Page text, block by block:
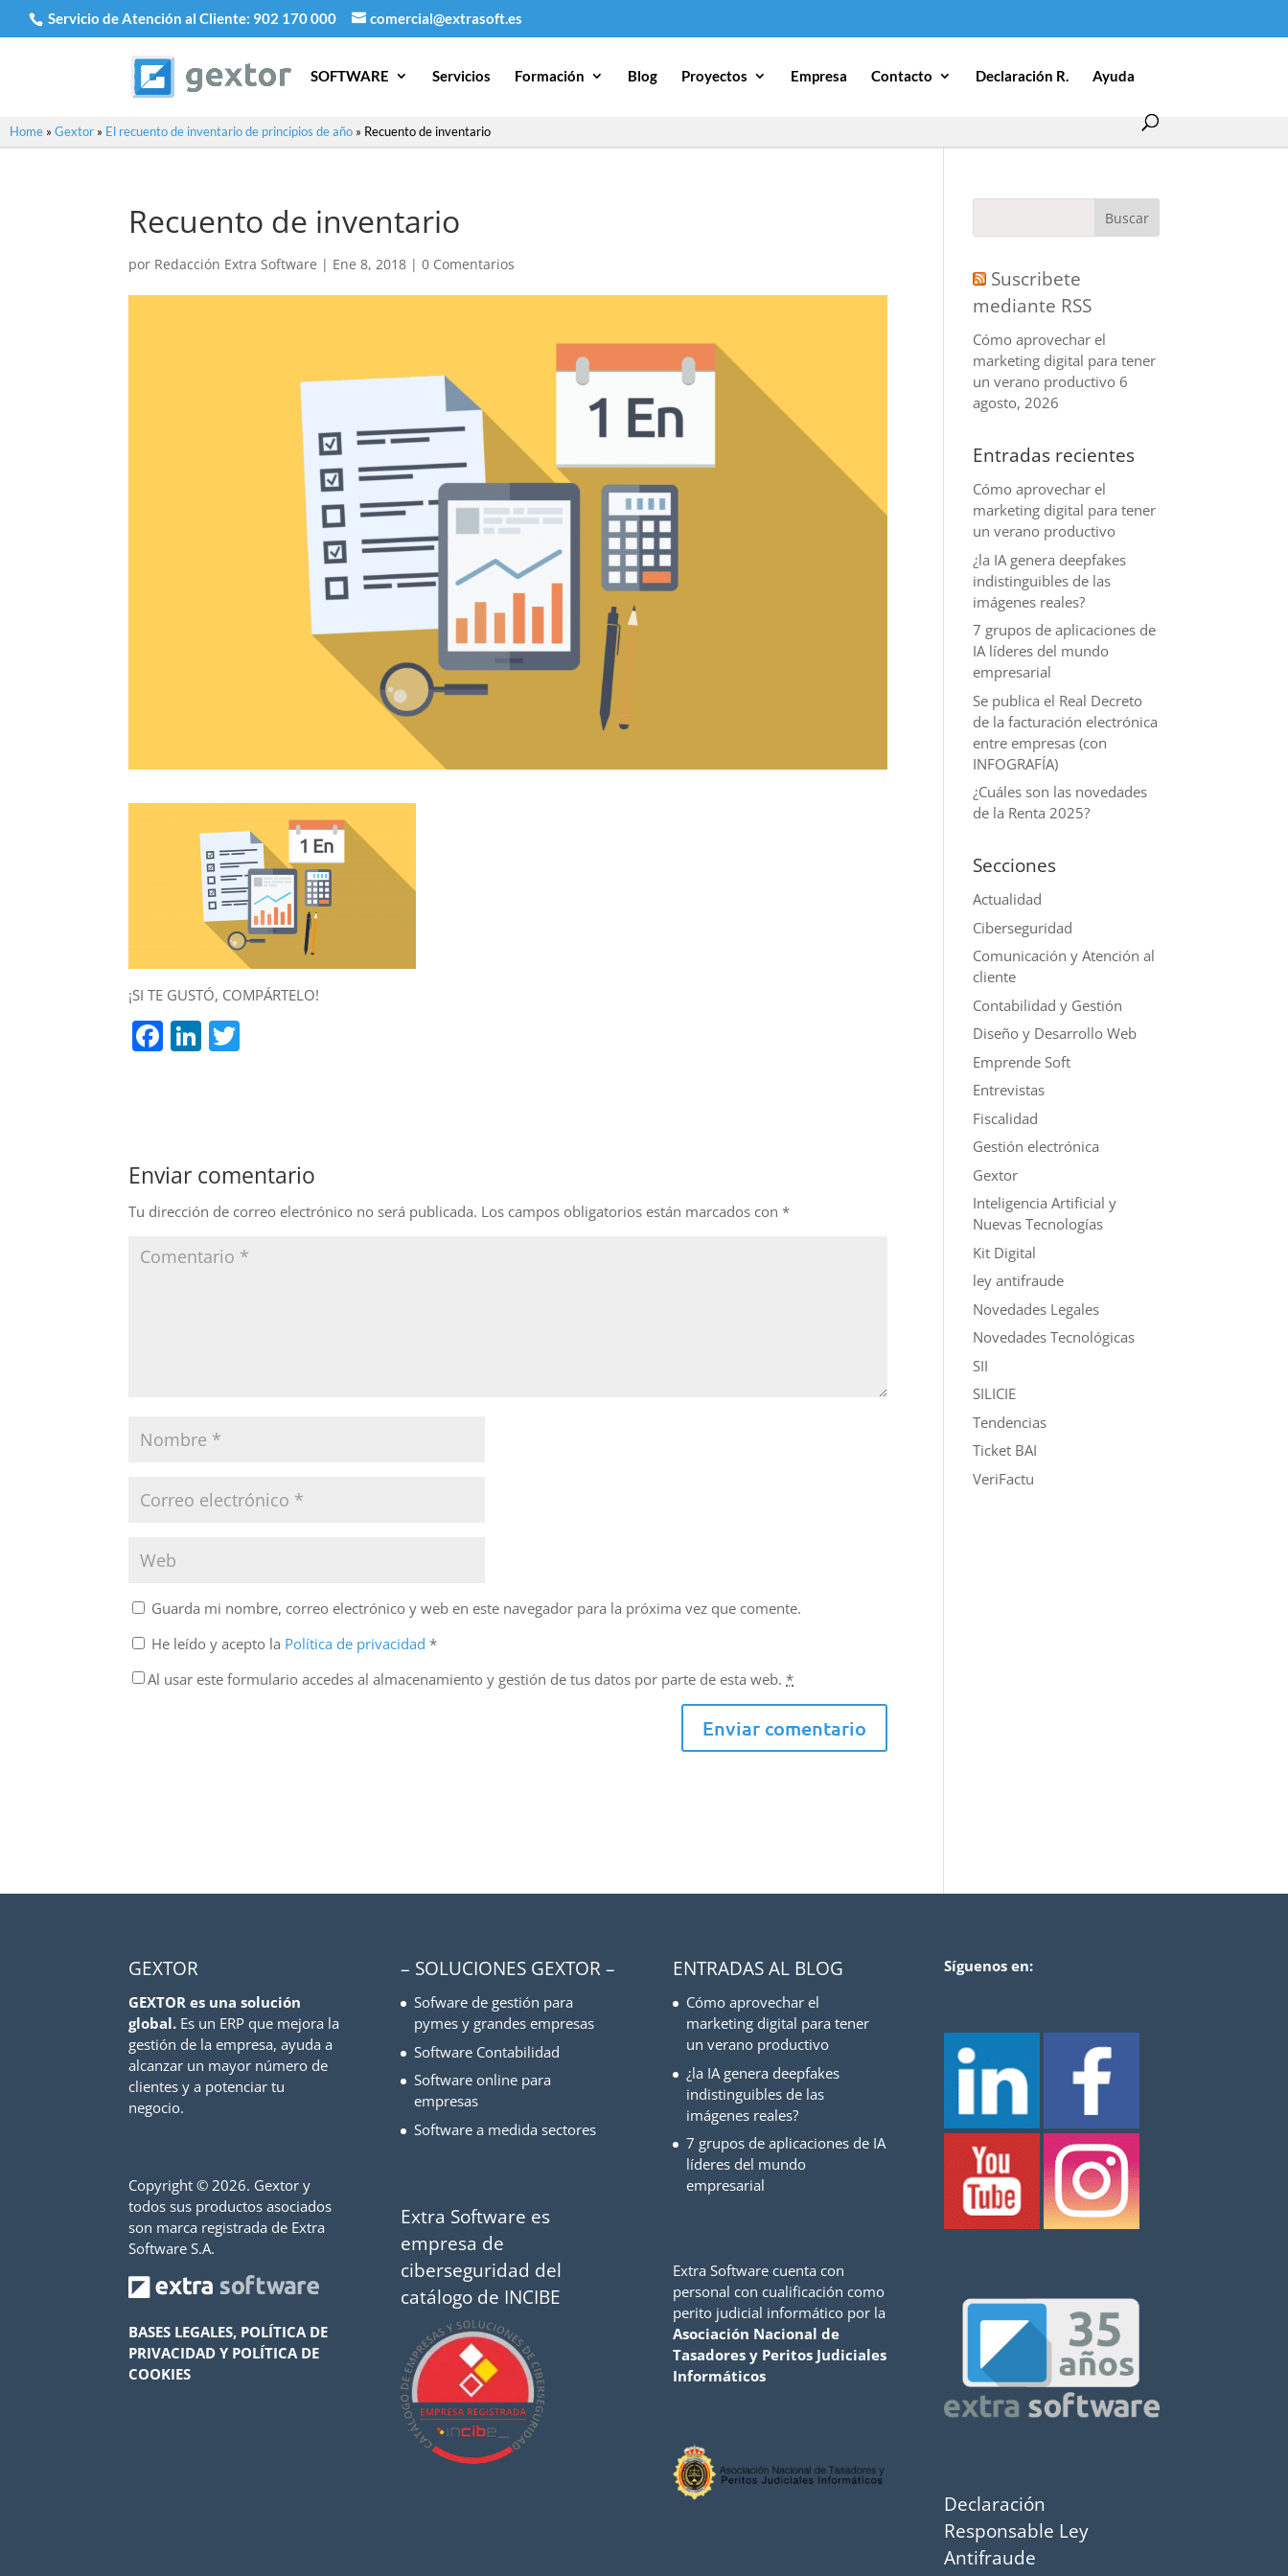
Servicio de Atención al Cliente: 902 170 000 comercial@extrasoft.es
SOFTWARE Servicios Formación Blog Proyectos Empresa Contacto Declaración R. Ayuda
Home » Gextor » El recuento de inventario de principios de año » Recuento de inventario
Recuento de inventario
por Redacción Extra Software | Ene 8, 2018 |0 Comentarios
¡SI TE GUSTÓ, COMPÁRTELO!
F
b
o
o
k
Li
n
Enviar comentario
Tu dirección de correo electrónico no será publicada. Los campos obligatorios están marcados con*
Guarda mi nombre, correo electrónico y web en este navegador para la próxima vez que comente.
He leído y acepto la Política de privacidad*
Al usar este formulario accedes al almacenamiento y gestión de tus datos por parte de esta web.*
Suscribete
mediante RSS
Cómo aprovechar el
marketing digital para tener
un verano productivo 6
agosto, 2026
Entradas recientes
Cómo aprovechar el
marketing digital para tener
un verano productivo
¿la IA genera deepfakes
indistinguibles de las
imágenes reales?
7 grupos de aplicaciones de
IA líderes del mundo
empresarial
Se publica el Real Decreto
de la facturación electrónica
entre empresas (con
INFOGRAFÍA)
¿Cuáles son las novedades
de la Renta 2025?
Secciones
Actualidad
Ciberseguridad
Comunicación y Atención al
cliente
Contabilidad y Gestión
Diseño y Desarrollo Web
Emprende Soft
Entrevistas
Fiscalidad
Gestión electrónica
Gextor
Inteligencia Artificial y
Nuevas Tecnologías
Kit Digital
ley antifraude
Novedades Legales
Novedades Tecnológicas
SII
SILICIE
Tendencias
Ticket BAI
VeriFactu
GEXTOR
GEXTOR es una solución
global. Es un ERP que mejora la
gestión de la empresa, ayuda a
alcanzar un mayor número de
clientes y a potenciar tu
negocio.
Copyright ©2026. Gextor y
todos sus productos asociados
son marca registrada de Extra
Software S.A.
BASES LEGALES, POLÍTICA DE
PRIVACIDAD Y POLÍTICA DE
COOKIES
– SOLUCIONES GEXTOR –
Sofware de gestión para
pymes y grandes empresas
Software Contabilidad
Software online para
empresas
Software a medida sectores
Extra Software es
empresa de
ciberseguridad del
catálogo de INCIBE
ENTRADAS AL BLOG
Cómo aprovechar el
marketing digital para tener
un verano productivo
¿la IA genera deepfakes
indistinguibles de las
imágenes reales?
7 grupos de aplicaciones de IA
líderes del mundo
empresarial
Extra Software cuenta con
personal con cualificación como
perito judicial informático por la
Asociación Nacional de
Tasadores y Peritos Judiciales
Informáticos
Síguenos en:
Declaración
Responsable Ley
Antifraude